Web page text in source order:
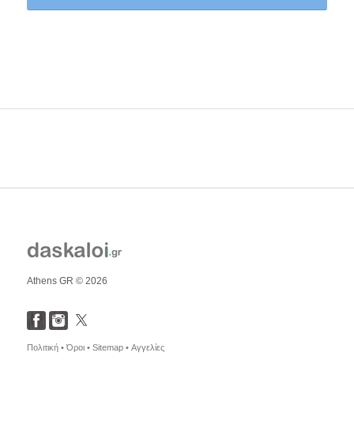
Athens GR © 2026
Πολιτική •Όροι • Sitemap • Αγγελίες